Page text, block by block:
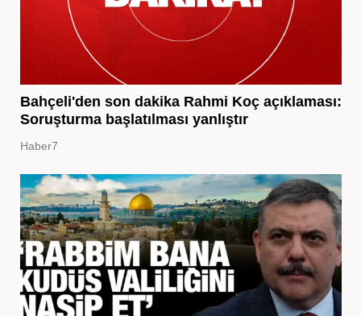
Bahçeli'den son dakika Rahmi Koç açıklaması:
Soruşturma başlatılması yanlıştır
Haber7